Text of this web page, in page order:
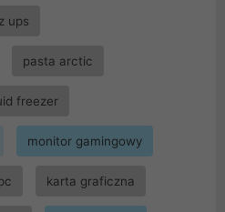
ups
pasta arctic
freezer
monitor gamingowy
karta graficzna